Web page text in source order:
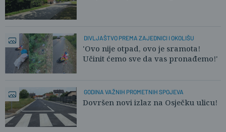
DIVLJAŠTVO PREMA ZAJEDNICI I OKOLIŠU
'Ovo nije otpad, ovo je sramota!
Učinit ćemo sve da vas pronađemo!'
GODINA VAŽNIH PROMETNIH SPOJEVA
Dovršen novi izlaz na Osječku ulicu!